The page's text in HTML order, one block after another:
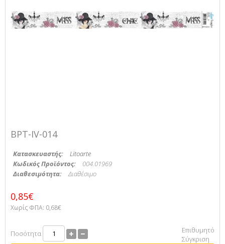
BPT-IV-014
Κατασκευαστής:
Litoarte
Κωδικός Προϊόντος:
004.01969
Διαθεσιμότητα:
Διαθέσιμο
0,85€
Χωρίς ΦΠΑ: 0,68€
Ποσότητα
Επιθυμητό
Σύγκριση